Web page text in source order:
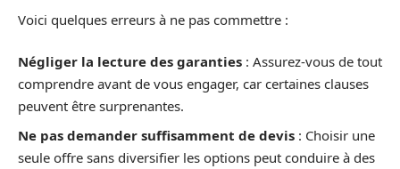
Voici quelques erreurs à ne pas commettre :
Négliger la lecture des garanties : Assurez-vous de tout
comprendre avant de vous engager, car certaines clauses
peuvent être surprenantes.
Ne pas demander suffisamment de devis : Choisir une
seule offre sans diversifier les options peut conduire à des